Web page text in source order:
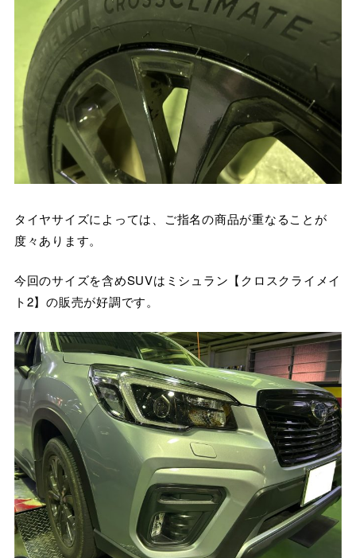
タイヤサイズによっては、ご指名の商品が重なることが
度々あります。
今回のサイズを含めSUVはミシュラン【クロスクライメイ
ト2】の販売が好調です。